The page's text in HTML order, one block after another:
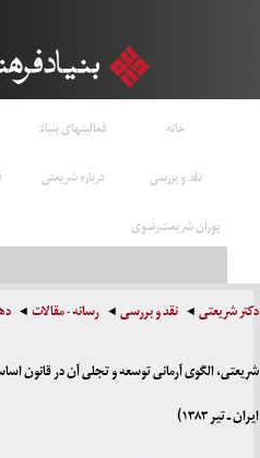
خانه فعالیتهای بنیاد
نقد و بررسی
درباره شریعتی
پوران شریعت‌رضوی
دکتر شریعتی نقد و بررسی رسانه - مقالات
ایران ـ تیر ۱۳۸۳)